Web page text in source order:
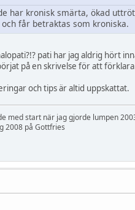
har kronisk smärta, ökad
får betraktas som kroniska.
pati har jag aldrig hört
på en skrivelse för att
och tips är altid uppskattat.
med start när jag gjorde lumpen
2008 på Gottfries